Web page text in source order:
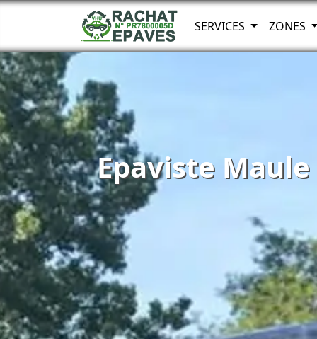
SERVICES ZONES
Epaviste